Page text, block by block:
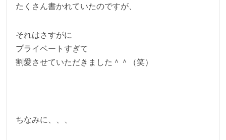
たくさん書かれていたのですが、
それはさすがに
プライベートすぎて
割愛させていただきました＾＾（笑）
ちなみに、、、